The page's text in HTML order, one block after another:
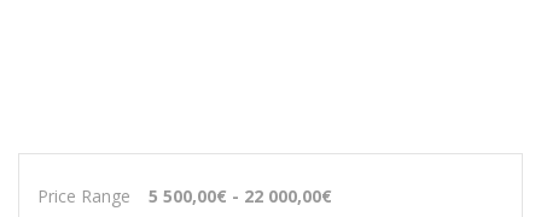
Price Range